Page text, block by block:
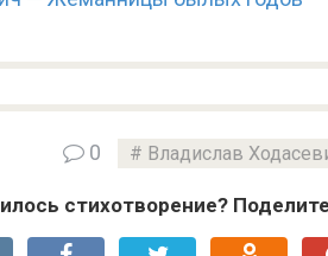
0 Владислав
стихотворение?